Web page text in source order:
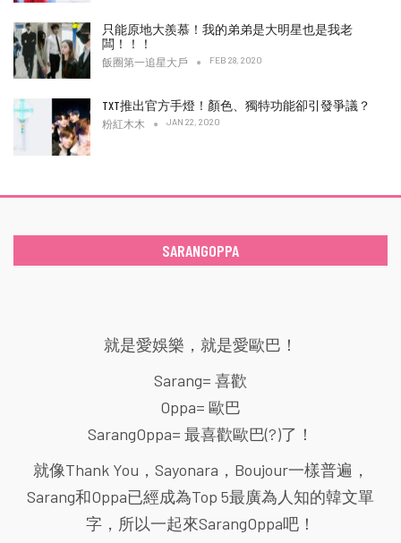
只能原地大羨慕！我的弟弟是大明星也是我老
闆！！！
飯圈第一追星大戶 FEB 28, 2020
TXT推出官方手燈！顏色、獨特功能卻引發爭議？
粉紅木木 JAN 22, 2020
SARANGOPPA
就是愛娛樂，就是愛歐巴！
Sarang= 喜歡
Oppa= 歐巴
SarangOppa= 最喜歡歐巴(?)了！
就像Thank You，Sayonara，Boujour一樣普遍，
Sarang和Oppa已經成為Top 5最廣為人知的韓文單
字，所以一起來SarangOppa吧！